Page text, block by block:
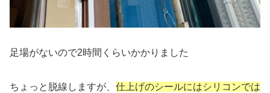
足場がないので2時間くらいかかりました
ちょっと脱線しますが、 仕上げのシールにはシリコンでは